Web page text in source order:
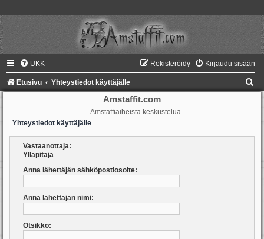
UKK Kirjaudu sisään
Rekisteröidy
Etusivu Yhteystiedot käyttäjälle
Amstaffit.com
Amstaffiaiheista keskustelua
Yhteystiedot käyttäjälle
Vastaanottaja:
Ylläpitäjä
Anna lähettäjän sähköpostiosoite:
Anna lähettäjän nimi:
Otsikko: